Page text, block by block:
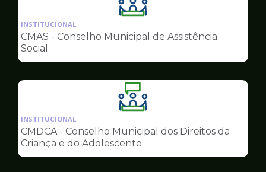
Ilustração
da
pagina
Conselhos
INSTITUCIONAL
CMAS - Conselho Municipal de Assistência
Social
Ilustração
da
pagina
de
Conselhos
INSTITUCIONAL
CMDCA - Conselho Municipal dos Direitos da
Criança e do Adolescente